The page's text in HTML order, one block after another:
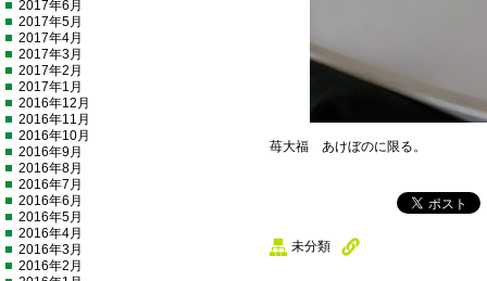
苺大福 あけぼのに限る。
未分類
2017年6月
2017年5月
2017年4月
2017年3月
2017年2月
2017年1月
2016年12月
2016年11月
2016年10月
2016年9月
2016年8月
2016年7月
2016年6月
2016年5月
2016年4月
2016年3月
2016年2月